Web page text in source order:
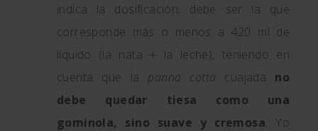
indica la dosificación; debe ser la que
corresponde más o menos a 420 ml de
líquido (la nata + la leche), teniendo en
cuenta que la panna cotta cuajada no
debe quedar tiesa como una
gominola, sino suave y cremosa. Yo